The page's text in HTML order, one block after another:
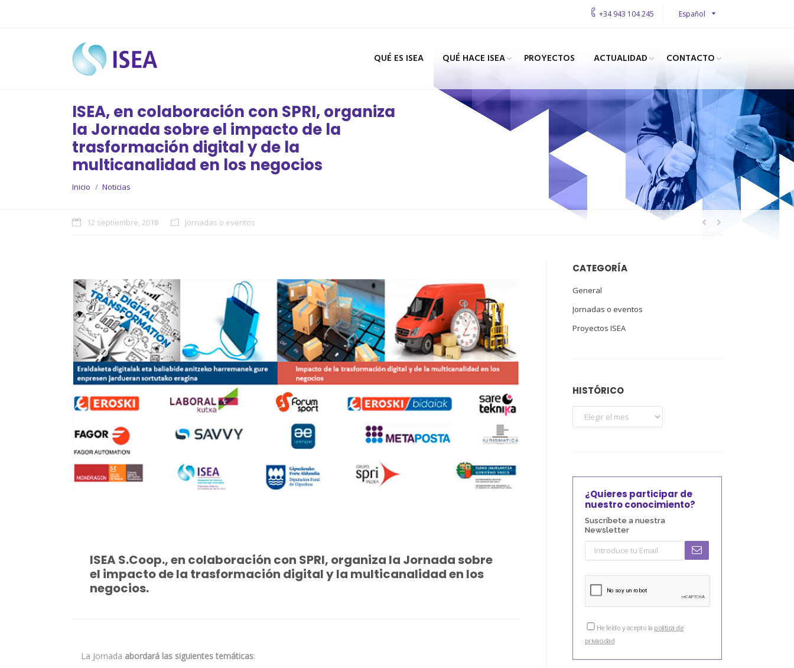
Español
+34 943 104 245
QUÉ ES ISEA QUÉ HACE ISEA PROYECTOS ACTUALIDAD CONTACTO
ISEA, en colaboración con SPRI, organiza
la Jornada sobre el impacto de la
trasformación digital y de la
multicanalidad en los negocios
You are here:
Inicio Noticias
12 septiembre, 2018 Jornadas o eventos
ISEA S.Coop., en colaboración con SPRI, organiza la Jornada sobre
el impacto de la trasformación digital y la multicanalidad en los
negocios.
La Jornada abordará las siguientes temáticas:
CATEGORÍA
General
Jornadas o eventos
Proyectos ISEA
HISTÓRICO
¿Quieres participar de
nuestro conocimiento?
Suscríbete a nuestra
Newsletter
He leído y acepto la política de
privacidad